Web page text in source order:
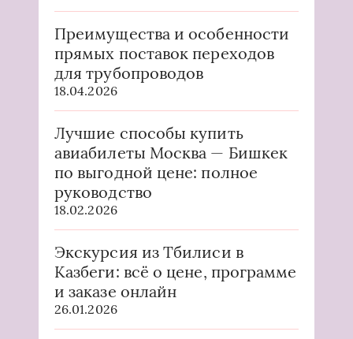
Преимущества и особенности
прямых поставок переходов
для трубопроводов
18.04.2026
Лучшие способы купить
авиабилеты Москва — Бишкек
по выгодной цене: полное
руководство
18.02.2026
Экскурсия из Тбилиси в
Казбеги: всё о цене, программе
и заказе онлайн
26.01.2026